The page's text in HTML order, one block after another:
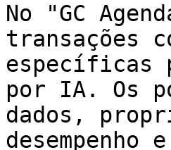
No "GC
transações
específicas
por IA. Os
dados,